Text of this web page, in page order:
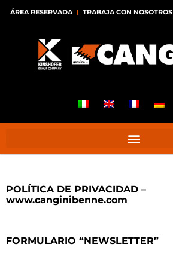
ÁREA RESERVADA TRABAJA CON NOSOTROS
POLÍTICA DE PRIVACIDAD –
www.canginibenne.com
FORMULARIO “NEWSLETTER”